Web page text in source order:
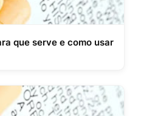
que serve e como usar